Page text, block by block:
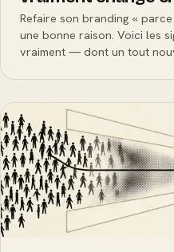
Refaire son branding «
une bonne raison. Voici les
vraiment — dont un tout